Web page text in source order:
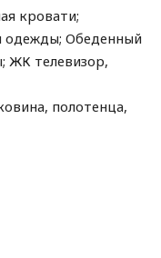
кровати;
Обеденный
ЖК телевизор,
полотенца,